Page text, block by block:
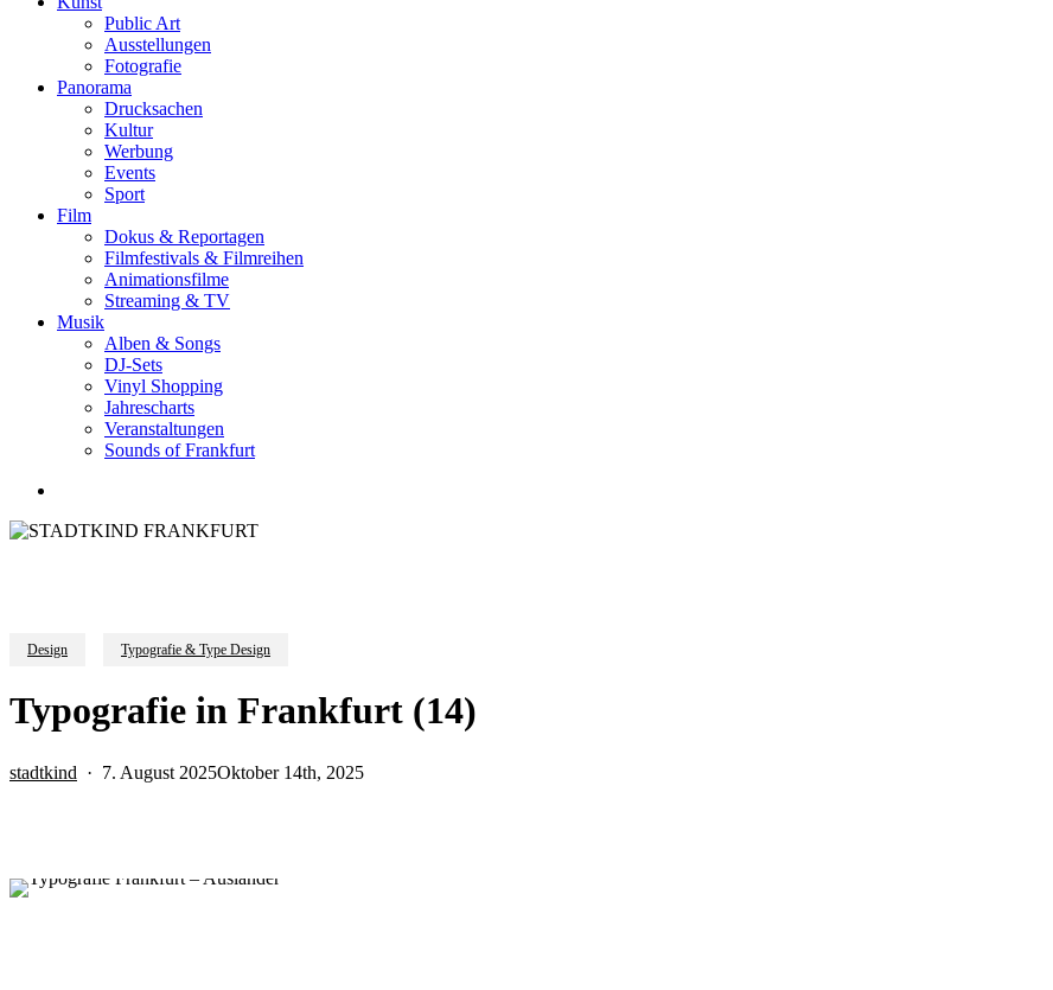
Public Art
Ausstellungen
Fotografie
Panorama
Drucksachen
Kultur
Werbung
Events
Sport
Film
Dokus & Reportagen
Filmfestivals & Filmreihen
Animationsfilme
Streaming & TV
Musik
Alben & Songs
DJ-Sets
Vinyl Shopping
Jahrescharts
Veranstaltungen
Sounds of Frankfurt
Design Typografie & Type Design
Typografie in Frankfurt (14)
stadtkind 7. August 2025Oktober 14th, 2025